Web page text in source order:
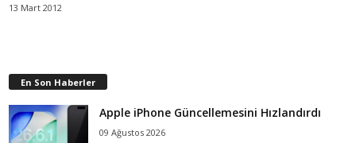
13 Mart 2012
En Son Haberler
Apple iPhone Güncellemesini Hızlandırdı
09 Ağustos 2026